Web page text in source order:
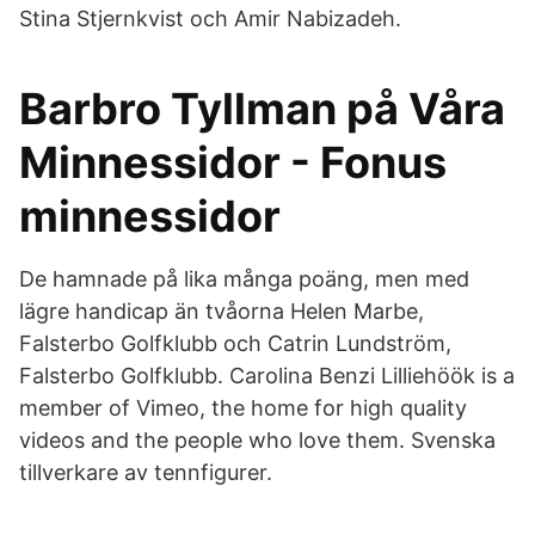
Stina Stjernkvist och Amir Nabizadeh.
Barbro Tyllman på Våra
Minnessidor - Fonus
minnessidor
De hamnade på lika många poäng, men med
lägre handicap än tvåorna Helen Marbe,
Falsterbo Golfklubb och Catrin Lundström,
Falsterbo Golfklubb. Carolina Benzi Lilliehöök is a
member of Vimeo, the home for high quality
videos and the people who love them. Svenska
tillverkare av tennfigurer.